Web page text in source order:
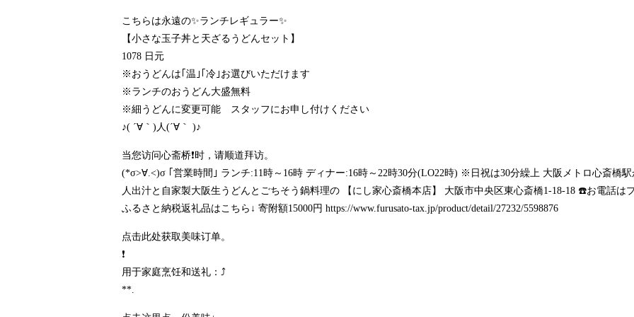
こちらは永遠の✨ランチレギュラー✨
【小さな玉子丼と天ざるうどんセット】
1078 日元
※おうどんは｢温｣｢冷｣お選びいただけます
※ランチのおうどん大盛無料
※細うどんに変更可能 スタッフにお申し付けください
♪( ´∀｀)人(´∀｀ )♪
当您访问心斋桥❗时，请顺道拜访。
(*σ>∀.<)σ ｢営業時間｣ ランチ:11時～16時 ディナー:16時～22時30分(LO22時) ※日祝は30分繰上 大阪メトロ心斎
人出汁と自家製大阪生うどんとごちそう鍋料理の 【にし家心斎橋本店】 大阪市中央区東心斎橋1-18-18 ☎️お電話は
ふるさと納税返礼品はこちら↓ 寄附額15000円 https://www.furusato-tax.jp/product/detail/27232/5598876
点击此处获取美味订单。
❗️
用于家庭烹饪和送礼：⤴️
**.